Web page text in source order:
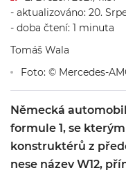
- aktualizováno: 20.
- doba čtení: 1 minuta
Tomáš Wala
Foto: © Mercedes-
Německá
formule 1, se
konstruktérů z
nese název W12,